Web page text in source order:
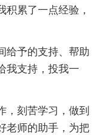
积累了一点经验，
给予的支持、帮助
我支持，投我一
，刻苦学习，做到
老师的助手，为把